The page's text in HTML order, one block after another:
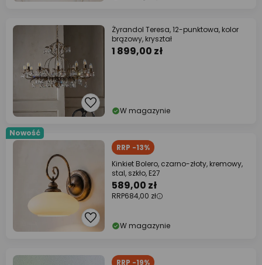
Żyrandol Teresa, 12-punktowa, kolor
brązowy, kryształ
1 899,00 zł
W magazynie
Nowość
RRP -13%
Kinkiet Bolero, czarno-złoty, kremowy,
stal, szkło, E27
589,00 zł
RRP684,00 zł
W magazynie
RRP -19%